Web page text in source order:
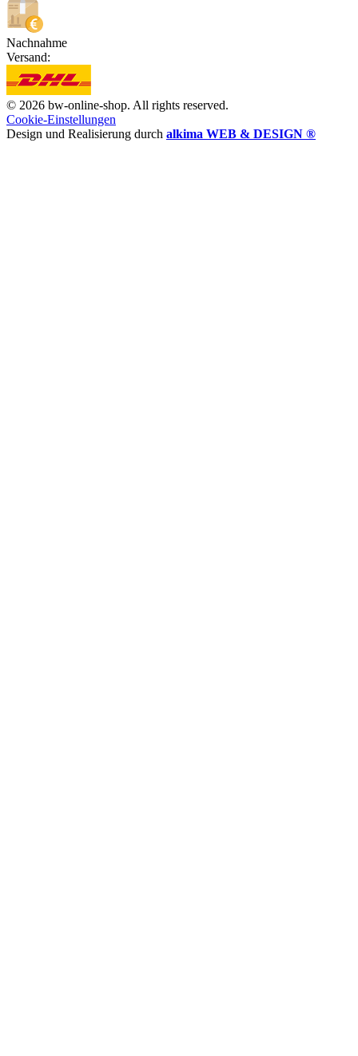
Nachnahme
Versand:
© 2026 bw-online-shop. All rights reserved.
Cookie-Einstellungen
Design und Realisierung durch alkima WEB & DESIGN ®